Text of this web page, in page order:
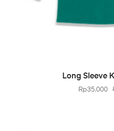
BELI
Long Sleeve
Rp35.000